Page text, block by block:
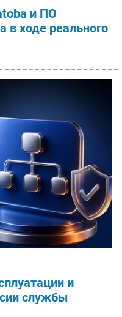
и ПО
в ходе реального
и
службы